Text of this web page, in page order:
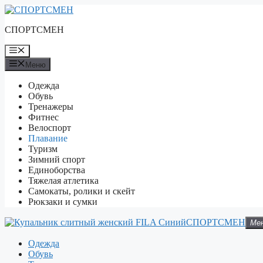
Перейти
содержимому
СПОРТСМЕН
Меню
Меню
Одежда
Обувь
Тренажеры
Фитнес
Велоспорт
Плавание
Туризм
Зимний спорт
Единоборства
Тяжелая атлетика
Самокаты, ролики и скейт
Рюкзаки и сумки
СПОРТСМЕН
Одежда
Обувь